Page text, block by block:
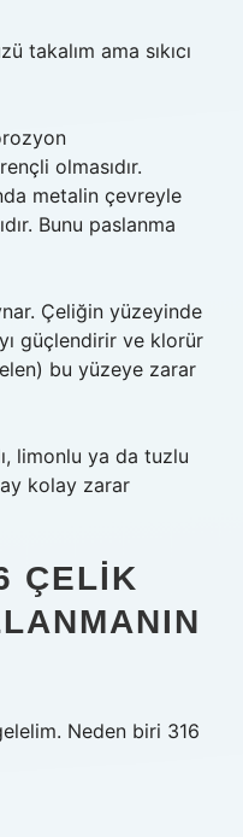
takalım ama sıkıcı
olmasıdır.
metalin çevreyle
Bunu paslanma
Çeliğin yüzeyinde
güçlendirir ve klorür
bu yüzeye zarar
limonlu ya da tuzlu
kolay zarar
ÇELIK
Neden biri 316